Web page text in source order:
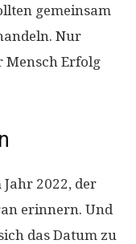
gemeinsam
Nur
Mensch Erfolg
2022, der
erinnern. Und
das Datum zu